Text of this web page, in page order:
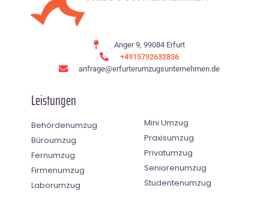
Anger 9, 99084 Erfurt
+4915792632836
anfrage@erfurterumzugsunternehmen.de
Leistungen
Behördenumzug
Büroumzug
Fernumzug
Firmenumzug
Laborumzug
Mini Umzug
Praxisumzug
Privatumzug
Seniorenumzug
Studentenumzug